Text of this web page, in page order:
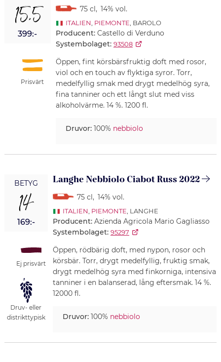
15,5
399:-
Prisvärt
75 cl, 14% vol.
ITALIEN PIEMONTE , BAROLO
Producent: Castello di Verduno
Systembolaget: 93508
Öppen, fint körsbärsfruktig doft med rosor,
viol och en touch av flyktiga syror. Torr,
medelfyllig smak med drygt medelhög syra,
fina tanniner och ett långt slut med viss
alkoholvärme. 14 %. 1200 fl.
Druvor:100% nebbiolo
BETYG
14
169:-
Ej prisvärt
Druv- eller
distrikttypisk
Langhe Nebbiolo Ciabot Russ 2022
75 cl, 14% vol.
ITALIEN PIEMONTE , LANGHE
Producent: Azienda Agricola Mario Gagliasso
Systembolaget: 95297
Öppen, rödbärig doft, med nypon, rosor och
körsbär. Torr, drygt medelfyllig, fruktig smak,
drygt medelhög syra med finkorniga, intensiva
tanniner i en balanserad, lång eftersmak. 14 %.
12000 fl.
Druvor:100% nebbiolo